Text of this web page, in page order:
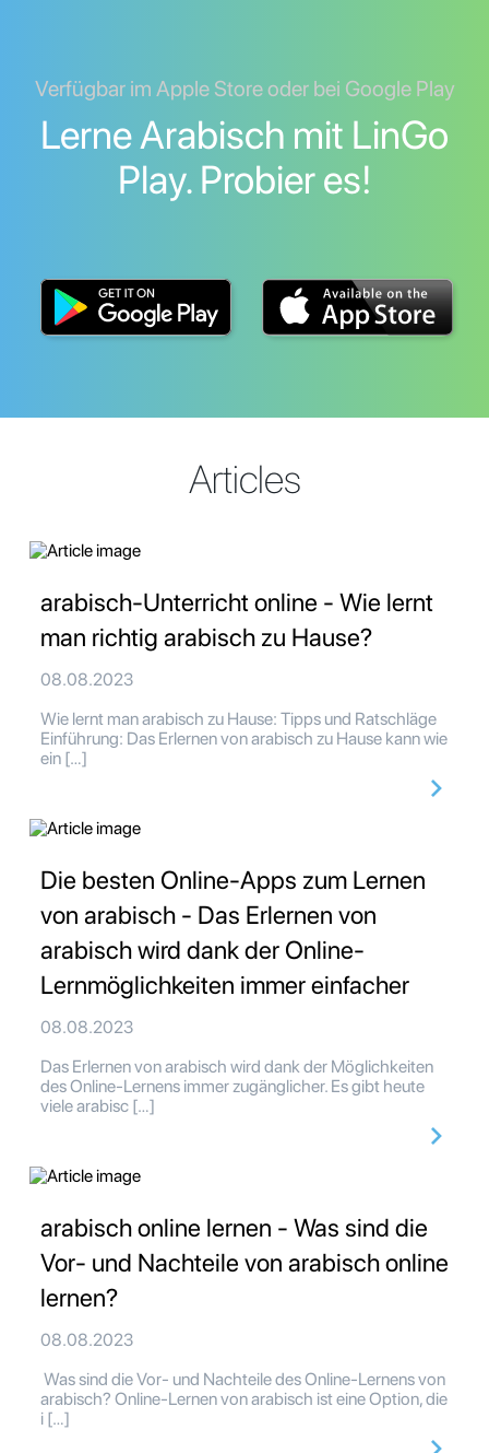
Verfügbar im Apple Store oder bei Google Play
Lerne Arabisch mit LinGo
Play. Probier es!
Articles
arabisch-Unterricht online - Wie lernt
man richtig arabisch zu Hause?
08.08.2023
Wie lernt man arabisch zu Hause: Tipps und Ratschläge
Einführung: Das Erlernen von arabisch zu Hause kann wie
ein […]
Die besten Online-Apps zum Lernen
von arabisch - Das Erlernen von
arabisch wird dank der Online-
Lernmöglichkeiten immer einfacher
08.08.2023
Das Erlernen von arabisch wird dank der Möglichkeiten
des Online-Lernens immer zugänglicher. Es gibt heute
viele arabisc […]
arabisch online lernen - Was sind die
Vor- und Nachteile von arabisch online
lernen?
08.08.2023
Was sind die Vor- und Nachteile des Online-Lernens von
arabisch? Online-Lernen von arabisch ist eine Option, die
i […]